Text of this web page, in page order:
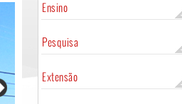
Ensino
Pesquisa
Extensão